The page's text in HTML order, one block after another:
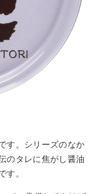
す。シリーズのなか
のタレに焦がし醤油
す。